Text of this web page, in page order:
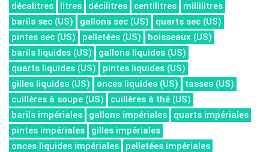
décalitres
litres décilitres centilitres
millilitres
barils sec (US)
gallons sec (US)
quarts sec (US)
pintes sec (US)
pelletées (US)
boisseaux (US)
barils liquides (US)
gallons liquides (US)
quarts liquides (US)
pintes liquides (US)
gilles liquides (US)
onces liquides (US)
tasses (US)
cuillères à soupe (US)
cuillères à thé (US)
barils impériales
gallons impériales
quarts impériales
pintes impériales
gilles impériales
onces liquides impériales
pelletées impériales